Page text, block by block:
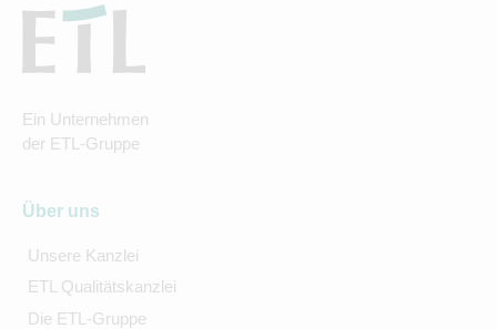
Ein Unternehmen
der ETL-Gruppe
Über uns
Unsere Kanzlei
ETL Qualitätskanzlei
Die ETL-Gruppe